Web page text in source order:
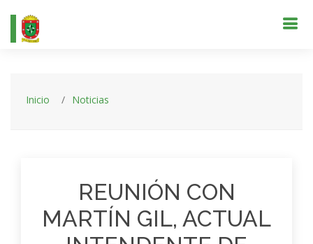
Inicio Noticias
REUNIÓN CON
MARTÍN GIL, ACTUAL